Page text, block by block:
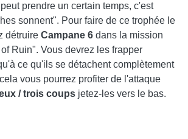
prendre un certain temps, c'est
sonnent". Pour faire de ce trophée le
détruire Campane 6 dans la mission
Ruin". Vous devrez les frapper
ce qu'ils se détachent complètement
vous pourrez profiter de l'attaque
/ trois coups jetez-les vers le bas.